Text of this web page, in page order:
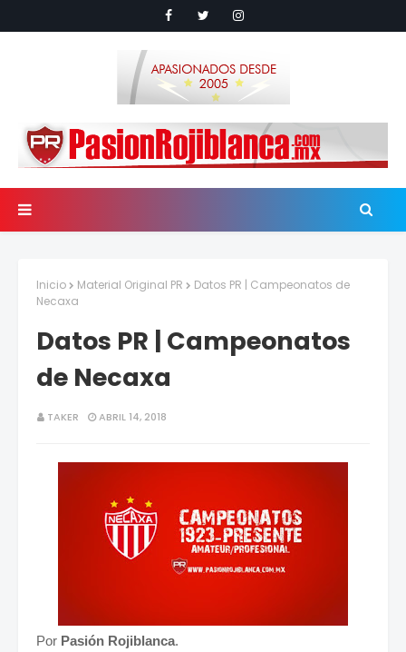
Inicio Material Original PR
Datos PR | Campeonatos de
Necaxa
Datos PR | Campeonatos
de Necaxa
TAKER ABRIL 14, 2018
Por Pasión Rojiblanca.